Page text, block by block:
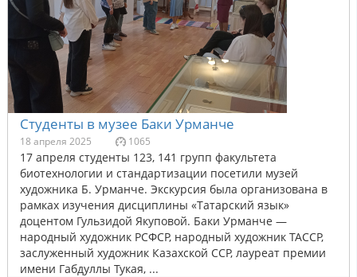
Студенты в музее Баки Урманче
18 апреля 2025 1065
17 апреля студенты 123, 141 групп факультета
биотехнологии и стандартизации посетили музей
художника Б. Урманче. Экскурсия была организована в
рамках изучения дисциплины «Татарский язык»
доцентом Гульзидой Якуповой. Баки Урманче —
народный художник РСФСР, народный художник ТАССР,
заслуженный художник Казахской ССР, лауреат премии
имени Габдуллы Тукая, ...